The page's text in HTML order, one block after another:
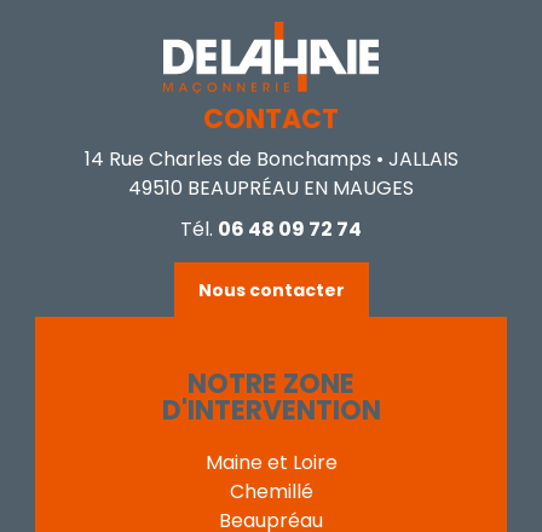
CONTACT
14 Rue Charles de Bonchamps • JALLAIS
49510 BEAUPRÉAU EN MAUGES
Tél. 06 48 09 72 74
Nous contacter
NOTRE ZONE
D'INTERVENTION
Maine et Loire
Chemillé
Beaupréau